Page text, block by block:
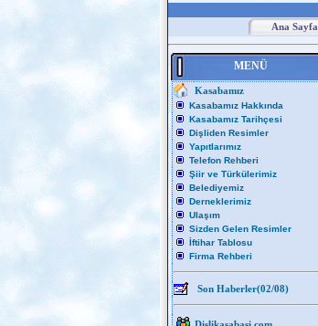
Ana Sayfa
MENÜ
Kasabamız
Kasabamız Hakkında
Kasabamız Tarihçesi
Dişliden Resimler
Yapıtlarımız
Telefon Rehberi
Şiir ve Türkülerimiz
Belediyemiz
Derneklerimiz
Ulaşım
Sizden Gelen Resimler
İftihar Tablosu
Firma Rehberi
Son Haberler(02/08)